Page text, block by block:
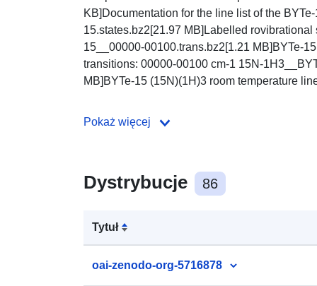
KB]Documentation for the line list of the
15.states.bz2[21.97 MB]Labelled
15__00000-00100.trans.bz2[1.21 MB]BYTe-
transitions: 00000-00100 cm-1 15N-
MB]BYTe-15 (15N)(1H)3 room temperature
Pokaż więcej
Dystrybucje 86
Tytuł
oai-zenodo-org-5716878